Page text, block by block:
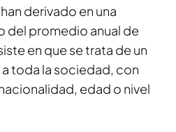
derivado en una
del promedio anual de
en que se trata de un
toda la sociedad, con
edad o nivel